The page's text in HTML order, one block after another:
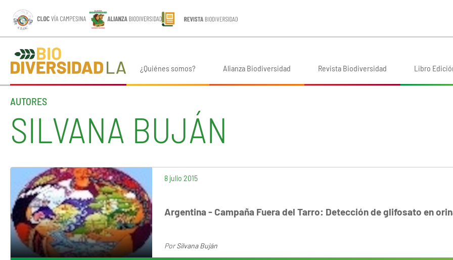
¿Quiénes somos? Alianza Biodiversidad Revista Biodiversidad Libro
AUTORES
SILVANA BUJÁN
8 julio 2015
Argentina - Campaña Fuera del Tarro: Detección de glifosato en
PorSilvana Buján